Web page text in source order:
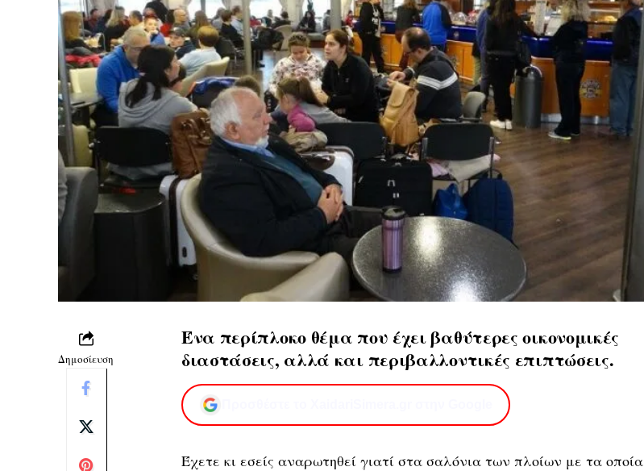
Δημοσίευση
Ένα περίπλοκο θέμα που έχει βαθύτερες οικονομικές
διαστάσεις, αλλά και περιβαλλοντικές επιπτώσεις.
Έχετε κι εσείς αναρωτηθεί γιατί στα σαλόνια των πλοίων με τα οποία